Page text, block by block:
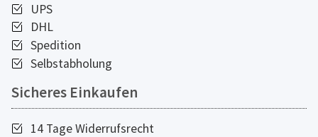
UPS
DHL
Spedition
Selbstabholung
Sicheres Einkaufen
14 Tage Widerrufsrecht